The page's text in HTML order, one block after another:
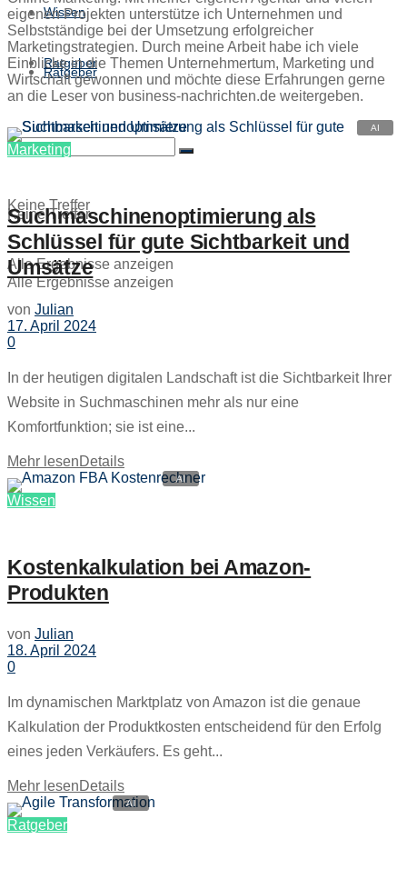
Ratgeber
Keine Treffer
Alle Ergebnisse anzeigen
Wissen
Ratgeber
Keine Treffer
Alle Ergebnisse anzeigen
eigenen Projekten unterstütze ich Unternehmen und
Selbstständige bei der Umsetzung erfolgreicher
Marketingstrategien. Durch meine Arbeit habe ich viele
Einblicke in die Themen Unternehmertum, Marketing und
Wirtschaft gewonnen und möchte diese Erfahrungen gerne
an die Leser von business-nachrichten.de weitergeben.
Marketing
Suchmaschinenoptimierung als
Schlüssel für gute Sichtbarkeit und
Umsätze
von Julian
17. April 2024
0
In der heutigen digitalen Landschaft ist die Sichtbarkeit Ihrer
Website in Suchmaschinen mehr als nur eine
Komfortfunktion; sie ist eine...
Mehr lesenDetails
Wissen
Kostenkalkulation bei Amazon-
Produkten
von Julian
18. April 2024
0
Im dynamischen Marktplatz von Amazon ist die genaue
Kalkulation der Produktkosten entscheidend für den Erfolg
eines jeden Verkäufers. Es geht...
Mehr lesenDetails
Ratgeber